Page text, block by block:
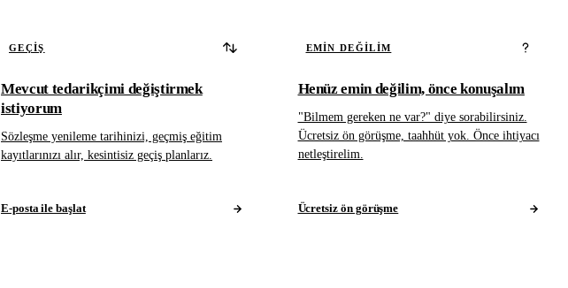
GEÇİŞ
Mevcut tedarikçimi değiştirmek
istiyorum
Sözleşme yenileme tarihinizi, geçmiş eğitim
kayıtlarınızı alır, kesintisiz geçiş planlarız.
E-posta ile başlat
EMİN DEĞİLİM
Henüz emin değilim, önce konuşalım
"Bilmem gereken ne var?" diye sorabilirsiniz.
Ücretsiz ön görüşme, taahhüt yok. Önce ihtiyacı
netleştirelim.
Ücretsiz ön görüşme